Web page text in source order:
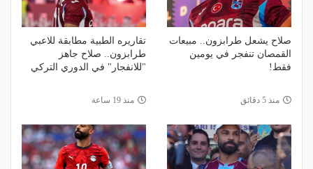
صلاح يشعل طرابزون.. مبيعات
القمصان تنفجر في يومين
فقط!
منذ 5 دقائق
تقاريره الطبية مطابقة للاعبي
طرابزون.. صلاح جاهز
"للانفجار" في الدوري التركي
منذ 19 ساعة